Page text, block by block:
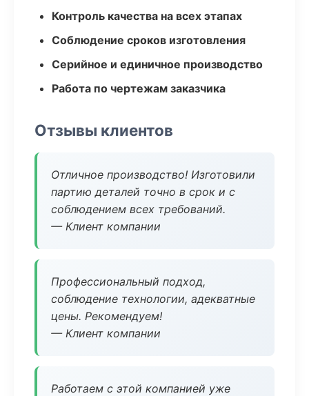
Контроль качества на всех этапах
Соблюдение сроков изготовления
Серийное и единичное производство
Работа по чертежам заказчика
Отзывы клиентов
Отличное производство! Изготовили
партию деталей точно в срок и с
соблюдением всех требований.
— Клиент компании
Профессиональный подход,
соблюдение технологии, адекватные
цены. Рекомендуем!
— Клиент компании
Работаем с этой компанией уже